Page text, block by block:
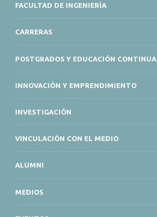
FACULTAD DE INGENIERÍA
CARRERAS
POSTGRADOS Y EDUCACIÓN CONTINUA
INNOVACIÓN Y EMPRENDIMIENTO
INVESTIGACIÓN
VINCULACIÓN CON EL MEDIO
ALUMNI
MEDIOS